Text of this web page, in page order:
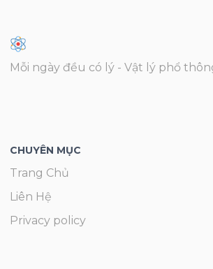
Mỗi ngày đều có lý - Vật lý phổ
CHUYÊN MỤC
Trang Chủ
Liên Hệ
Privacy policy